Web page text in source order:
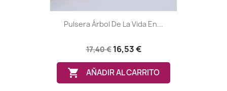
Pulsera Árbol De La Vida En...
17,40 € 16,53 €
 AÑADIR AL CARRITO